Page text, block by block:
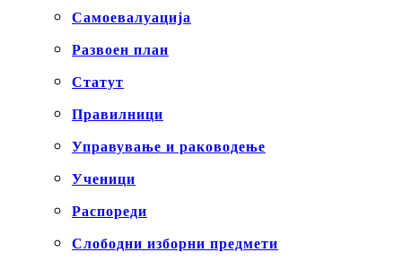
Самоевалуација
Развоен план
Статут
Правилници
Управување и раководење
Ученици
Распореди
Слободни изборни предмети